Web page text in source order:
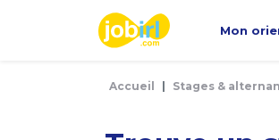
Mon
Accueil Stages &
Panneau de gestion des cookies